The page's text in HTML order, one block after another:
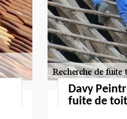
Davy
fuite de